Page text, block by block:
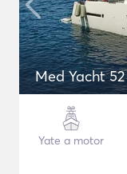
Med Yacht 52
Yate a motor